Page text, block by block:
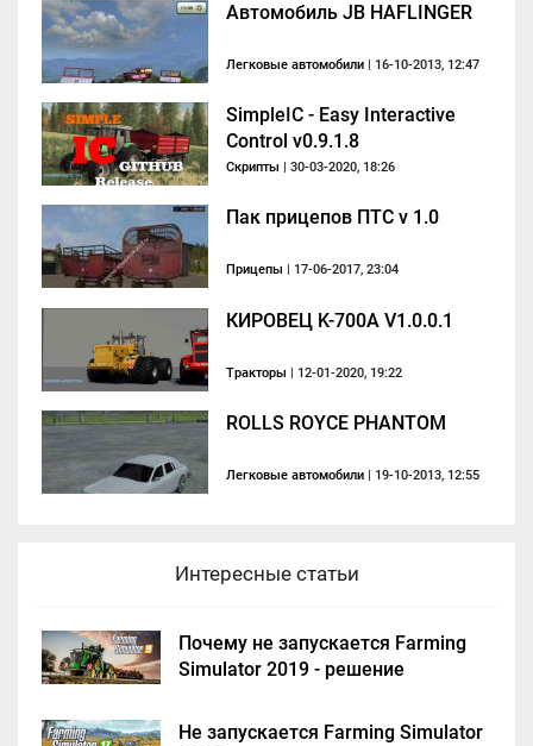
Автомобиль JB HAFLINGER
Легковые автомобили | 16-10-2013, 12:47
SimpleIC - Easy Interactive
Control v0.9.1.8
Скрипты | 30-03-2020, 18:26
Пак прицепов ПТС v 1.0
Прицепы | 17-06-2017, 23:04
КИРОВЕЦ K-700A V1.0.0.1
Тракторы | 12-01-2020, 19:22
ROLLS ROYCE PHANTOM
Легковые автомобили | 19-10-2013, 12:55
Интересные статьи
Почему не запускается Farming
Simulator 2019 - решение
Не запускается Farming Simulator